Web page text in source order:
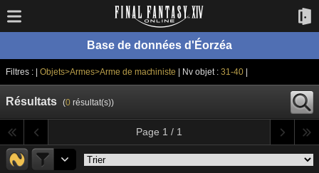
Base de données d'Éorzéa
Filtres : | Objets>Armes>Arme de machiniste | Nv objet :31-40
Résultats (0résultat(s))
Page 1 / 1